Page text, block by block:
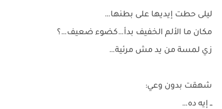
ليلى حطت إيديها على بطنها…
مكان ما الألم الخفيف بدأ…كضوء ضعيف…؟
زي لمسة من يد مش مرئية…
شهقت بدون وعي:
ــ إيه ده…